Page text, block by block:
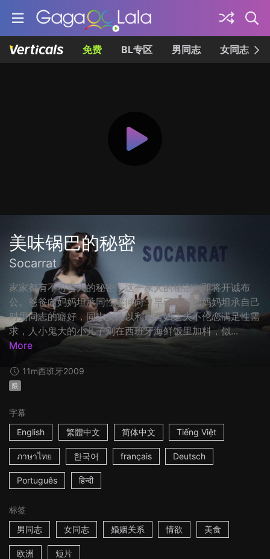
免费 BL专区 男同志 女同志
美味锅巴的秘密
Socarrat
家家都有不可告人的秘密，这一家人的秘密则即将开诚布
公。爸爸向妈妈坦承同性恋倾向，早已知情的妈妈坦承自己
对男同志的癖好，同志女儿以利用有妇之夫不伦恋满足性需
求，人小鬼大的小儿子则在西班牙海鲜饭里加料，似...
More
11m西班牙2009
限
字幕
English
繁體中文 简体中文 Tiếng Việt
ภาษาไทย 한국어 français Deutsch
Português हिन्दी
标签
男同志
女同志 婚姻关系 情欲 美食
欧洲 短片